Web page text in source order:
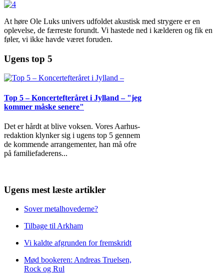
At høre Ole Luks univers udfoldet akustisk med strygere er en
oplevelse, de færreste forundt. Vi hastede ned i kælderen og fik en
føler, vi ikke havde været foruden.
Ugens top 5
Top 5 – Koncertefteråret i Jylland – "jeg
kommer måske senere"
Det er hårdt at blive voksen. Vores Aarhus-
redaktion klynker sig i ugens top 5 gennem
de kommende arrangementer, han må ofre
på familiefaderens...
Ugens mest læste artikler
Sover metalhovederne?
Tilbage til Arkham
Vi kaldte afgrunden for fremskridt
Mød bookeren: Andreas Truelsen,
Rock og Rul